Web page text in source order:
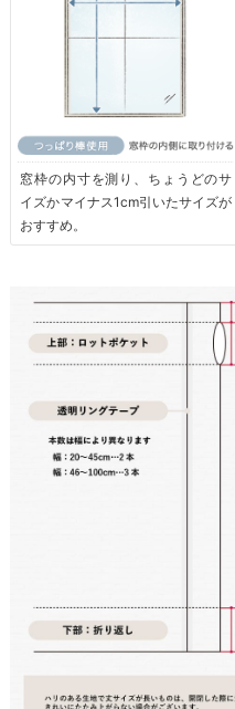
窓枠の内寸を測り、ちょうどのサ
イズかマイナス1cm引いたサイズが
おすすめ。